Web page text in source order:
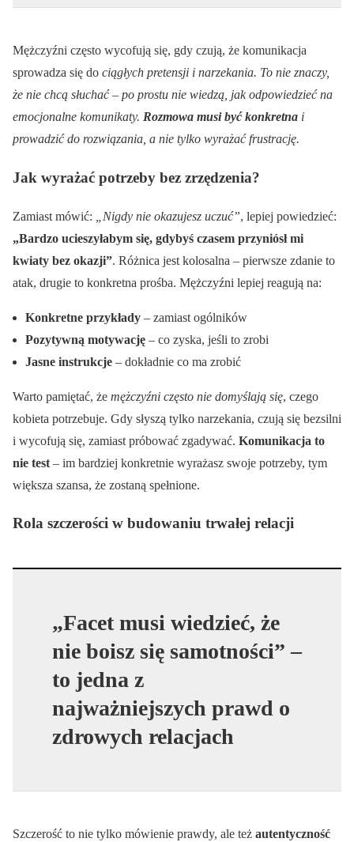
Mężczyźni często wycofują się, gdy czują, że komunikacja
sprowadza się do ciągłych pretensji i narzekania. To nie znaczy,
że nie chcą słuchać – po prostu nie wiedzą, jak odpowiedzieć na
emocjonalne komunikaty. Rozmowa musi być konkretna i
prowadzić do rozwiązania, a nie tylko wyrażać frustrację.
Jak wyrażać potrzeby bez zrzędzenia?
Zamiast mówić: „Nigdy nie okazujesz uczuć”, lepiej powiedzieć:
„Bardzo ucieszyłabym się, gdybyś czasem przyniósł mi
kwiaty bez okazji”. Różnica jest kolosalna – pierwsze zdanie to
atak, drugie to konkretna prośba. Mężczyźni lepiej reagują na:
Konkretne przykłady – zamiast ogólników
Pozytywną motywację – co zyska, jeśli to zrobi
Jasne instrukcje – dokładnie co ma zrobić
Warto pamiętać, że mężczyźni często nie domyślają się, czego
kobieta potrzebuje. Gdy słyszą tylko narzekania, czują się bezsilni
i wycofują się, zamiast próbować zgadywać. Komunikacja to
nie test – im bardziej konkretnie wyrażasz swoje potrzeby, tym
większa szansa, że zostaną spełnione.
Rola szczerości w budowaniu trwałej relacji
„Facet musi wiedzieć, że
nie boisz się samotności” –
to jedna z
najważniejszych prawd o
zdrowych relacjach
Szczerość to nie tylko mówienie prawdy, ale też autentyczność